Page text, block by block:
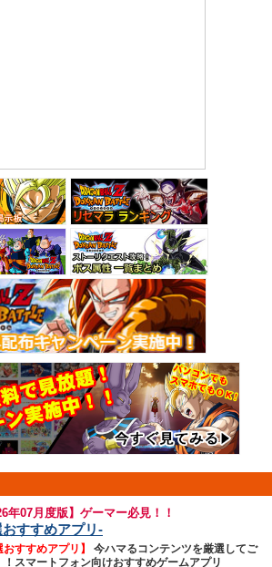
年07月度版】ゲーマー必見！！
すすめアプリ-
おすすめアプリ】
今ハマるコンテンツを厳選してご
！スマートフォン向けおすすめゲームアプリ